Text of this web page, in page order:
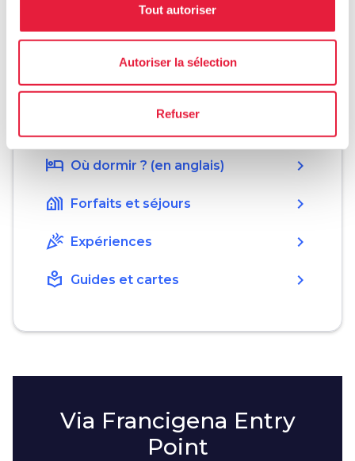
Tout autoriser
Autoriser la sélection
Refuser
language Site web
http://viafrancigenaentrypoint.eu/
hotel Où dormir ? (en anglais) chevron_right
holiday_village Forfaits et séjours chevron_right
celebration Expériences chevron_right
local_library Guides et cartes chevron_right
Via Francigena Entry
Point